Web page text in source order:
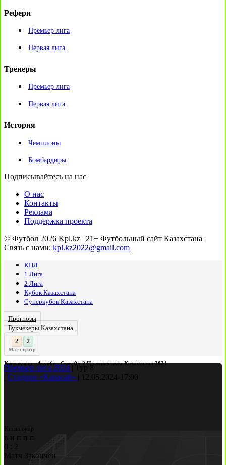
Рефери
Премьер лига
Первая лига
Тренеры
Премьер лига
Первая лига
История
Чемпионы
Бомбардиры
Подписывайтесь на нас
О нас
Контакты
Реклама
Поддержка проекта
© Футбол 2026 Kpl.kz | 21+ Футбольный сайт Казахстана |
Связь с нами: kpl.kz2022@gmail.com
КПЛ
1 Лига
2 Лига
Кубок Казахстана
Суперкубок Казахстана
Прогнозы
Букмекеры Казахстана
3 : 2
Матч-центр
Кызылжар - Актобе - Счет 0 : 2 Премьер лига Казахстана 2024
Премьер лига 2024 Тур 8
Стадион «Карасай» 12.05.2024- 17:00
Кызылжар
в н п п
п
0
2
Матч Закончен